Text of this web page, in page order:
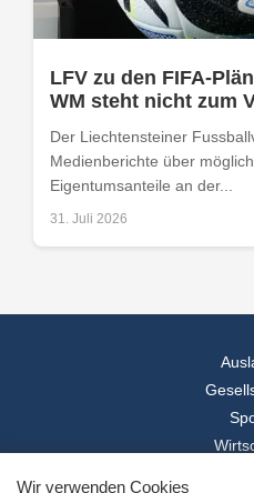
LFV zu den FIFA-
WM steht nicht zum
Der Liechtensteiner
Medienberichte über
Eigentumsanteile an der...
31. Juli 2026
Wir verwenden Cookies